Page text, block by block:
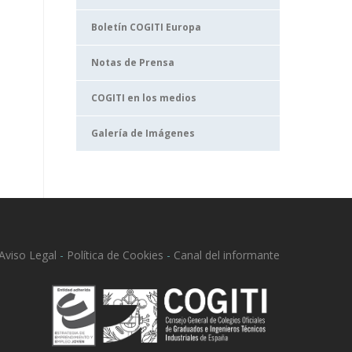
Boletín COGITI Europa
Notas de Prensa
COGITI en los medios
Galería de Imágenes
Legal - Política de Cookies - Canal del informante